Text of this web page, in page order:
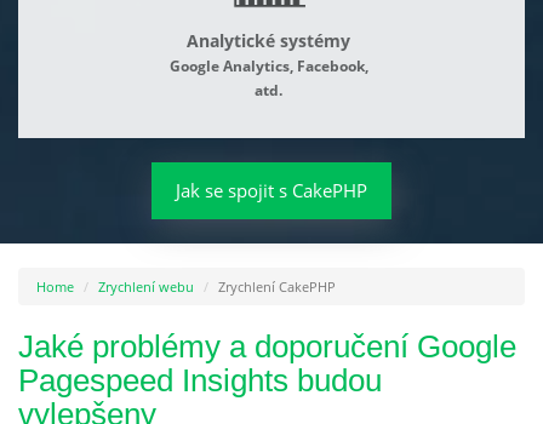
Analytické systémy
Google Analytics, Facebook,
atd.
Jak se spojit s CakePHP
Home Zrychlení webu Zrychlení CakePHP
Jaké problémy a doporučení Google
Pagespeed Insights budou
vylepšeny